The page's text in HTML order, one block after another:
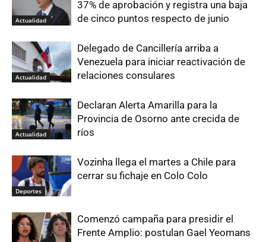
Actualidad
37% de aprobación y registra una baja
de cinco puntos respecto de junio
Actualidad
Delegado de Cancillería arriba a
Venezuela para iniciar reactivación de
relaciones consulares
Actualidad
Declaran Alerta Amarilla para la
Provincia de Osorno ante crecida de
ríos
Deportes
Vozinha llega el martes a Chile para
cerrar su fichaje en Colo Colo
Comenzó campaña para presidir el
Frente Amplio: postulan Gael Yeomans